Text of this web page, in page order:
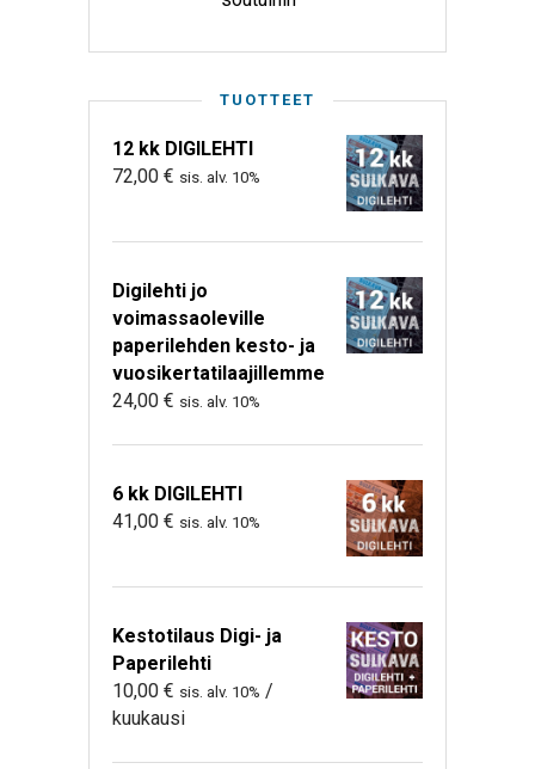
TUOTTEET
12 kk DIGILEHTI
72,00 € sis. alv. 10%
Digilehti jo
voimassaoleville
paperilehden kesto- ja
vuosikertatilaajillemme
24,00 € sis. alv. 10%
6 kk DIGILEHTI
41,00 € sis. alv. 10%
Kestotilaus Digi- ja
Paperilehti
10,00 € sis. alv. 10% /
kuukausi